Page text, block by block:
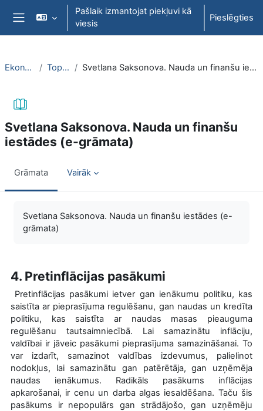
Atvērt galveno saturu
Sānu panelis
Pašlaik izmantojat piekļuvi kā
viesis
Pieslēgties
EkonT000 Topic 28 Svetlana Saksonova. Nauda un finanšu iestādes (e-grāmata)
Svetlana Saksonova. Nauda un finanšu
iestādes (e-grāmata)
Grāmata Vairāk
Svetlana Saksonova. Nauda un finanšu iestādes (e-
grāmata)
4. Pretinflācijas pasākumi
Pretinflācijas pasākumi ietver gan ienākumu politiku, kas
saistīta ar pieprasījuma regulēšanu, gan naudas un kredīta
politiku, kas saistīta ar naudas masas pieauguma
regulēšanu tautsaimniecībā. Lai samazinātu inflāciju,
valdībai ir jāveic pasākumi pieprasījuma samazināšanai. To
var izdarīt, samazinot valdības izdevumus, palielinot
nodokļus, lai samazinātu gan patērētāja, gan uzņēmēja
naudas ienākumus. Radikāls pasākums inflācijas
apkarošanai, ir cenu un darba algas iesaldēšana. Taču šis
pasākums ir nepopulārs gan strādājošo, gan uzņēmēju